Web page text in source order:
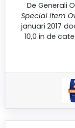
De Generali
Special Item
januari 2017
10,0 in de